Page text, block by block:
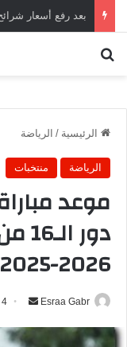
الرئيسية / الرياضة
الرياضة منتخبات
موعد
2026-2025 والقنوات
Esraa Gabr
س
4 يناير، 2026